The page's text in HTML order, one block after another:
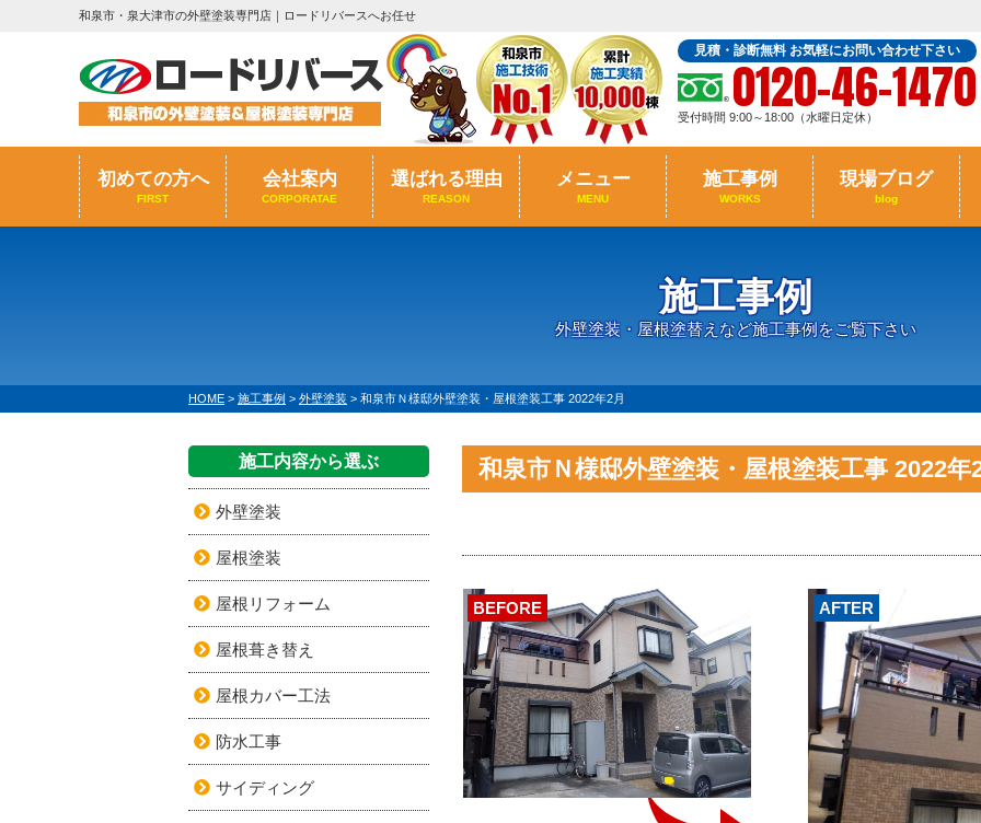
和泉市・泉大津市の外壁塗装専門店｜ロードリバースへお任せ
見積・診断無料 お気軽にお問い合わせ下さい
0120-46-1470
受付時間 9:00～18:00（水曜日定休）
初めての方へ
FIRST
会社案内
CORPORATAE
選ばれる理由
REASON
メニュー
MENU
施工事例
WORKS
現場ブログ
blog
施工事例
外壁塗装・屋根塗替えなど施工事例をご覧下さい
HOME > 施工事例 > 外壁塗装 > 和泉市Ｎ様邸外壁塗装・屋根塗装工事 2022年2月
和泉市Ｎ様邸外壁塗装・屋根塗装工事 2022年
AFTER
BEFORE
施工内容から選ぶ
外壁塗装
屋根塗装
屋根リフォーム
屋根葺き替え
屋根カバー工法
防水工事
サイディング